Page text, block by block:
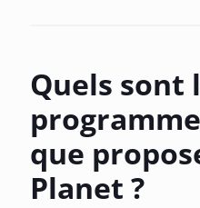
Quels sont
que
Planet ?